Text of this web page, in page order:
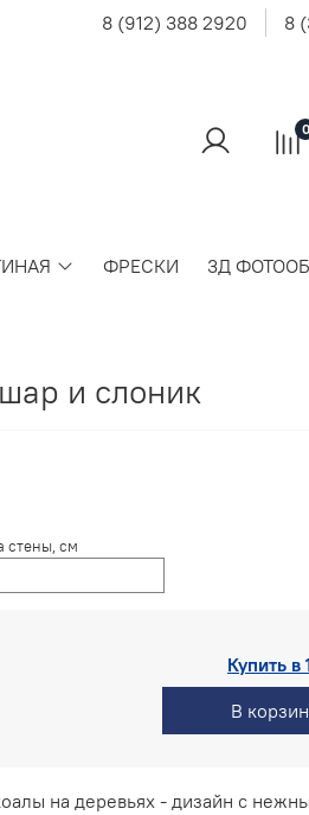
8 (912) 388 2920 8
0
ФРЕСКИ 3Д
и слоник
стены, см
Купить в
В
на деревьях - дизайн с